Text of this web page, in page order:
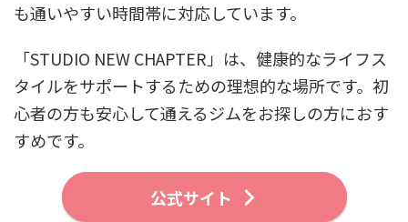
も通いやすい時間帯に対応しています。
「STUDIO NEW CHAPTER」は、健康的なライフス
タイルをサポートするための理想的な場所です。初
心者の方も安心して通えるジムをお探しの方におす
すめです。
公式サイト